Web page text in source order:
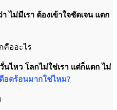
ไม่มีเรา ต้องเข้าใจชัดเจน แตก
คืออะไร
ไหว โลกไม่ใช่เรา แต่ก็แตก ไม่
ดือดร้อนมากใช่ไหม?